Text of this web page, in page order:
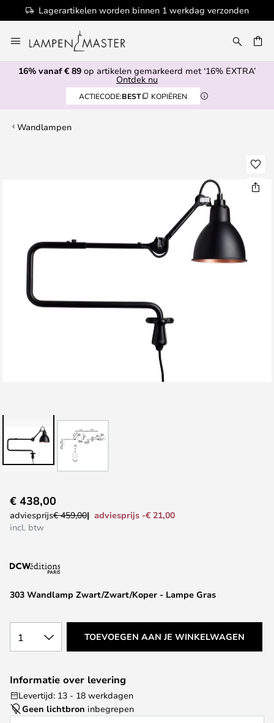
Lagerartikelen worden binnen 1 werkdag verzonden
naar
de
inhoud
16% vanaf € 89 op artikelen gemarkeerd met ‘16% EXTRA’
Ontdek nu
ACTIECODE:BEST KOPIËREN
Wandlampen
afbeeldingen-
gallerij
naar
het
de
gallerij
303 Wandlamp Zwart/Zwart/Koper - Lampe Gras
€ 438,00
adviesprijs€ 459,00
adviesprijs -€ 21,00
incl. btw
1 TOEVOEGEN AAN JE WINKELWAGEN
Informatie over levering
Levertijd: 13 - 18 werkdagen
Geen lichtbron inbegrepen